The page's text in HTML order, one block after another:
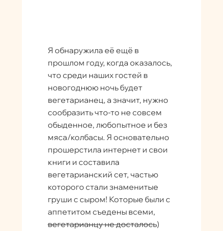
Я обнаружила её ещё в
прошлом году, когда оказалось,
что среди наших гостей в
новогоднюю ночь будет
вегетарианец, а значит, нужно
сообразить что-то не совсем
обыденное, любопытное и без
мяса/колбасы. Я основательно
прошерстила интернет и свои
книги и составила
вегетарианский сет, частью
которого стали знаменитые
груши с сыром! Которые были с
аппетитом съедены всеми,
вегетарианцу не досталось)